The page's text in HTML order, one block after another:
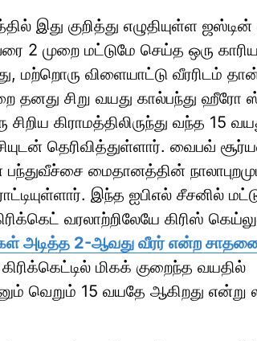
இது குறித்து எழுதியுள்ள
2 முறை மட்டுமே செய்த ஒரு
மற்றொரு விளையாட்டு வீரரிடம்
தனது சிறு வயது கால்பந்து ஹீரோ
கிராமத்திலிருந்து வந்த 15
தெரிவித்துள்ளார். வைபவ்
மைதானத்தின்
இந்த ஐபிஎல் சீசனில்
வரலாற்றிலேயே கிரிஸ்
அடித்த 2-ஆவது வீரர் என்ற
மிகக் குறைந்த வயதில்
வெறும் 15 வயதே ஆகிறது என்று